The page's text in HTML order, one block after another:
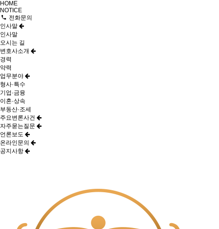
HOME
NOTICE
전화문의
인사말
인사말
오시는 길
변호사소개
경력
약력
업무분야
형사·특수
기업·금융
이혼·상속
부동산·조세
주요변론사건
자주묻는질문
언론보도
온라인문의
공지사항